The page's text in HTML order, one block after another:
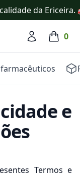
da
Account 0
items
e
Termos e